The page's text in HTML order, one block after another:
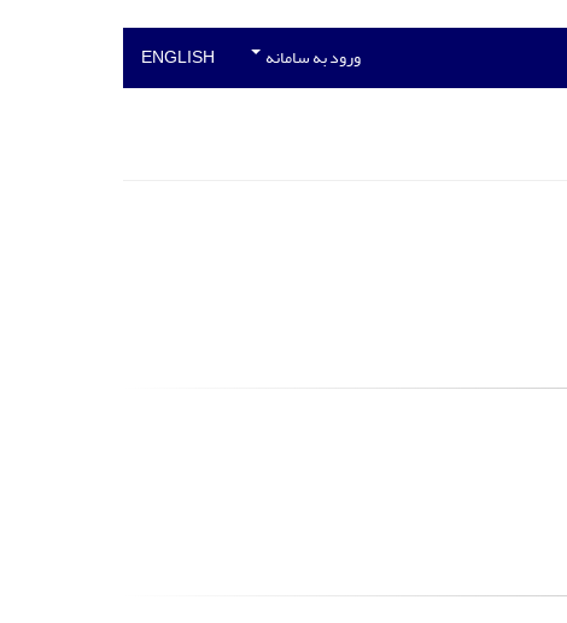
ورود به سامانه ENGLISH